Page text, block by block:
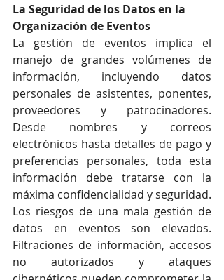
La Seguridad de los Datos en la
Organización de Eventos
La gestión de eventos implica el
manejo de grandes volúmenes de
información, incluyendo datos
personales de asistentes, ponentes,
proveedores y patrocinadores.
Desde nombres y correos
electrónicos hasta detalles de pago y
preferencias personales, toda esta
información debe tratarse con la
máxima confidencialidad y seguridad.
Los riesgos de una mala gestión de
datos en eventos son elevados.
Filtraciones de información, accesos
no autorizados y ataques